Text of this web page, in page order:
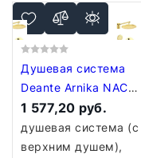
Душевая система
Deante Arnika NAC
Z9QP
1 577,20 руб.
душевая система (с
верхним душем),